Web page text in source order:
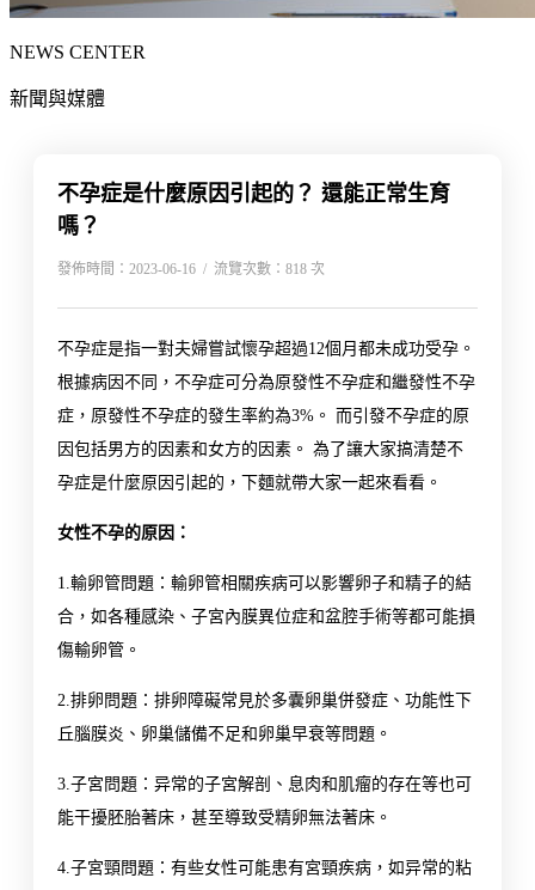
NEWS CENTER
新聞與媒體
不孕症是什麼原因引起的？ 還能正常生育
嗎？
發佈時間：2023-06-16 / 流覽次數：818 次
不孕症是指一對夫婦嘗試懷孕超過12個月都未成功受孕。
根據病因不同，不孕症可分為原發性不孕症和繼發性不孕
症，原發性不孕症的發生率約為3%。 而引發不孕症的原
因包括男方的因素和女方的因素。 為了讓大家搞清楚不
孕症是什麼原因引起的，下麵就帶大家一起來看看。
女性不孕的原因：
1.輸卵管問題：輸卵管相關疾病可以影響卵子和精子的結
合，如各種感染、子宮內膜異位症和盆腔手術等都可能損
傷輸卵管。
2.排卵問題：排卵障礙常見於多囊卵巢併發症、功能性下
丘腦膜炎、卵巢儲備不足和卵巢早衰等問題。
3.子宮問題：异常的子宮解剖、息肉和肌瘤的存在等也可
能干擾胚胎著床，甚至導致受精卵無法著床。
4.子宮頸問題：有些女性可能患有宮頸疾病，如异常的粘